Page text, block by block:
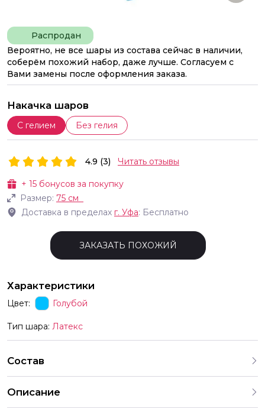
Распродан
Вероятно, не все шары из состава сейчас в наличии,
соберём похожий набор, даже лучше. Согласуем с
Вами замены после оформления заказа.
Накачка шаров
С гелием Без гелия
+ 15 бонусов за покупку
Размер: 75 см
Доставка в пределах г. Уфа: Бесплатно
4.9 (3) Читать отзывы
ЗАКАЗАТЬ ПОХОЖИЙ
Характеристики
Цвет: Голубой
Тип шара: Латекс
Состав
Описание